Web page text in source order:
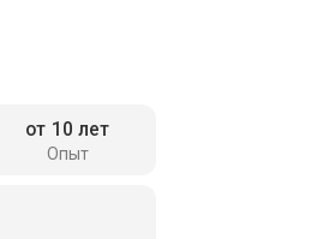
Опыт
от 10 лет